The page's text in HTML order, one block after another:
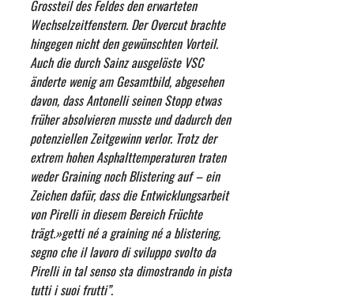
Grossteil des Feldes den erwarteten
Wechselzeitfenstern. Der Overcut brachte
hingegen nicht den gewünschten Vorteil.
Auch die durch Sainz ausgelöste VSC
änderte wenig am Gesamtbild, abgesehen
davon, dass Antonelli seinen Stopp etwas
früher absolvieren musste und dadurch den
potenziellen Zeitgewinn verlor. Trotz der
extrem hohen Asphalttemperaturen traten
weder Graining noch Blistering auf – ein
Zeichen dafür, dass die Entwicklungsarbeit
von Pirelli in diesem Bereich Früchte
trägt.»getti né a graining né a blistering,
segno che il lavoro di sviluppo svolto da
Pirelli in tal senso sta dimostrando in pista
tutti i suoi frutti”.